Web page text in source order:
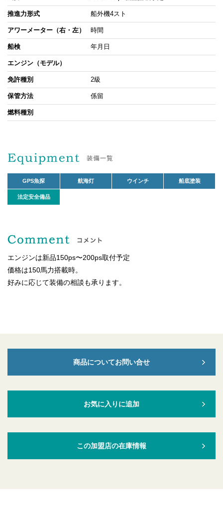
推進力形式 船外機4スト
アワーメーター（右・左） 時間
船検 年月日
エンジン（モデル）
免許種別 2級
保管方法 係留
燃料種別
GPS魚探 航海灯 ウインチ 船底塗装
法定安全備品
エンジンは新品150ps〜200ps取付予定
価格は150馬力搭載時。
好みに応じて装備の相談も承ります。
商品についてお問い合せ
お気に入りに追加
この加盟店の在庫情報